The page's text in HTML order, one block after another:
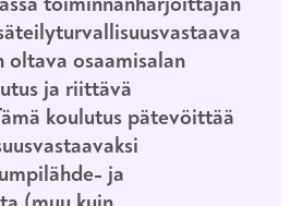
osaamisalan
ja riittävä
koulutus pätevöittää
ja